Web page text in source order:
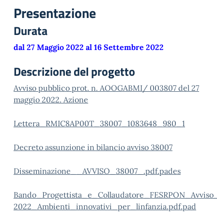
Presentazione
Durata
dal 27 Maggio 2022 al 16 Settembre 2022
Descrizione del progetto
Avviso pubblico prot. n. AOOGABMI/ 003807 del 27
maggio 2022. Azione
Lettera_RMIC8AP00T_38007_1083648_980_1
Decreto assunzione in bilancio avviso 38007
Disseminazione__AVVISO_38007_.pdf.pades
2022_Ambienti_innovativi_per_linfanzia.pdf.pad